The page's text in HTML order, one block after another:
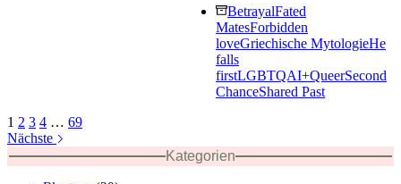
Malou
Bichon
BetrayalFated
MatesForbidden
loveGriechische MytologieHe
falls
firstLGBTQAI+QueerSecond
ChanceShared Past
1 2 3 4 … 69
Nächste
Kategorien